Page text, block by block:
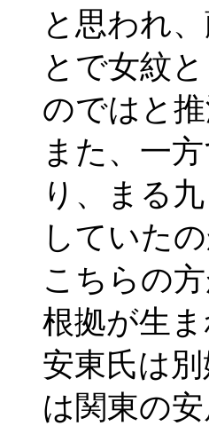
と思われ
とで女紋
のではと推
また、一
り、まる
していた
こちらの
根拠が生ま
安東氏は
は関東の